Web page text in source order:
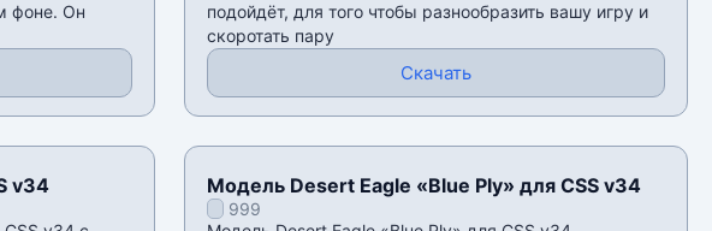
фоне. Он
подойдёт, для того чтобы разнообразить вашу игру и
скоротать пару
Скачать
v34 Модель Desert Eagle «Blue Ply» для CSS v34
999